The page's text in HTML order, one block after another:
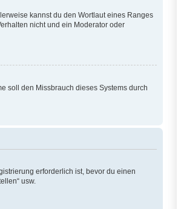
kannst du den Wortlaut eines Ranges
nicht und ein Moderator oder
soll den Missbrauch dieses Systems durch
erforderlich ist, bevor du einen
usw.